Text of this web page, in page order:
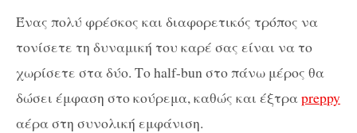
Ένας πολύ φρέσκος και διαφορετικός τρόπος να
τονίσετε τη δυναμική του καρέ σας είναι να το
χωρίσετε στα δύο. Το half-bun στο πάνω μέρος θα
δώσει έμφαση στο κούρεμα, καθώς και έξτραpreppy
αέρα στη συνολική εμφάνιση.